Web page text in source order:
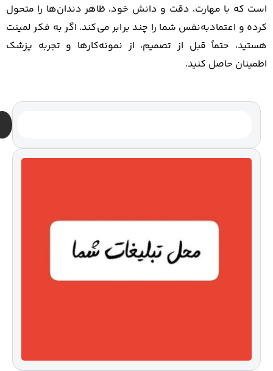
که با مهارت، دقت و دانش خود، ظاهر دندان‌ها را متحول
و اعتمادبه‌نفس شما را چند برابر می‌کند. اگر به فکر لمینت
حتماً قبل از تصمیم، از نمونه‌کارها و تجربه پزشک
حاصل کنید.